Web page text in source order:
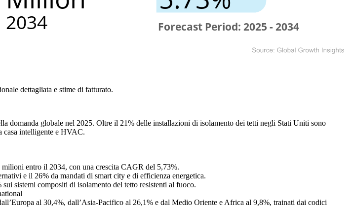
dettagliata e stime di fatturato.
domanda globale nel 2025. Oltre il 21% delle installazioni di isolamento dei tetti negli Stati Uniti sono
casa intelligente e HVAC.
entro il 2034, con una crescita CAGR del 5,73%.
e il 26% da mandati di smart city e di efficienza energetica.
sistemi compositi di isolamento del tetto resistenti al fuoco.
al 30,4%, dall’Asia-Pacifico al 26,1% e dal Medio Oriente e Africa al 9,8%, trainati dai codici